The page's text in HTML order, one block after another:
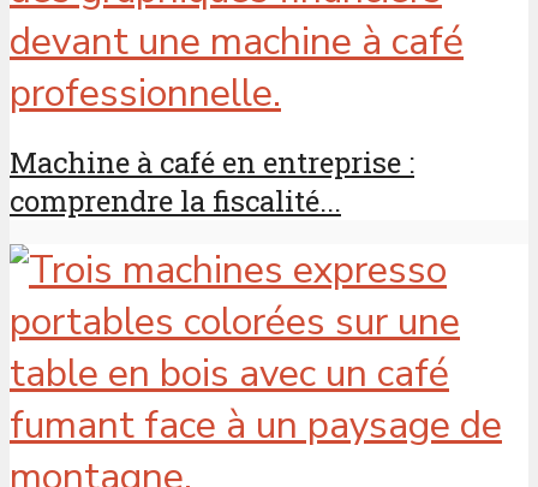
Machine à café en entreprise :
comprendre la fiscalité...